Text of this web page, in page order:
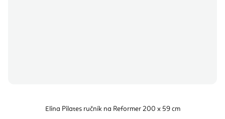
Elina Pilates ručník na Reformer 200 x 59 cm